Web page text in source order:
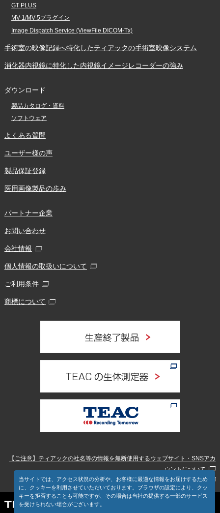
GT PLUS
MV-1/MV-5プラグイン
Image Dispatch Service (ViewFile DICOM-Tx)
手術室の映像記録へ特化したティアックの手術室映像システム
消化器内視鏡に特化した内視鏡イメージレコーダーの強み
ダウンロード
製品カタログ・資料
ソフトウェア
よくある質問
ユーザー様の声
製品保証登録
医用画像製品の歩み
パートナー企業
お問い合わせ
会社情報
個人情報の取扱いについて
ご利用条件
商標について
【ご注意】ティアックの社名等の情報を無断使用するウェブサイト・SNSアカ
ウントについて
反社会的勢力排除に向けた当社グループの考え方
当サイトでは、アクセス状況の分析や、お客様に最適な情報をお届けするため
に、クッキーを利用させていただいております。ブラウザの設定により、クッ
キーを拒否することも可能ですが、その場合は当社の提供する一部のサービス
を受けられない場合がございます。